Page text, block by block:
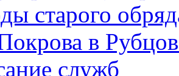
старого
в
служб